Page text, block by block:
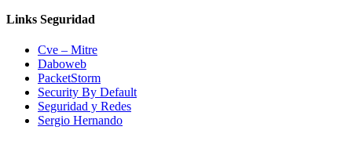
Links Seguridad
Cve – Mitre
Daboweb
PacketStorm
Security By Default
Seguridad y Redes
Sergio Hernando